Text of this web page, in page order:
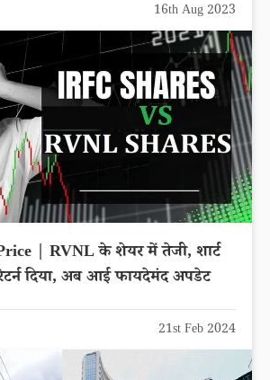
16th Aug 2023
| RVNL के शेयर में तेजी, शार्ट
दिया, अब आई फायदेमंद अपडेट
21st Feb 2024